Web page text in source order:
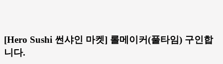
[Hero Sushi 썬샤인 마켓] 롤메이커(풀타임) 구인합
니다.